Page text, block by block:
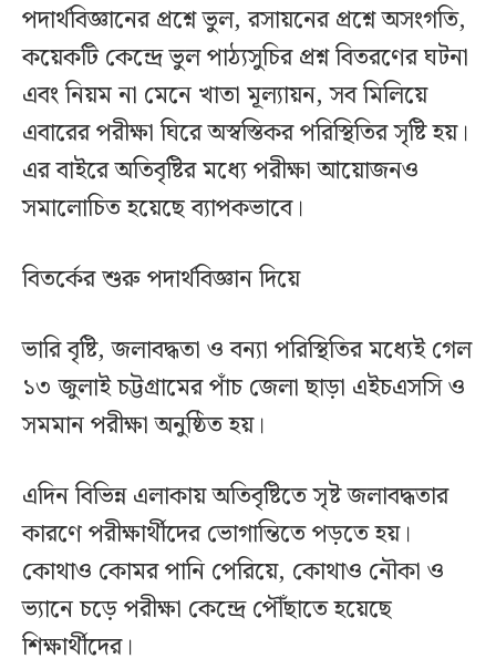
পদার্থবিজ্ঞানের প্রশ্নে ভুল, রসায়নের প্রশ্নে অসংগতি,
কয়েকটি কেন্দ্রে ভুল পাঠ্যসুচির প্রশ্ন বিতরণের ঘটনা
এবং নিয়ম না মেনে খাতা মূল্যায়ন, সব মিলিয়ে
এবারের পরীক্ষা ঘিরে অস্বস্তিকর পরিস্থিতির সৃষ্টি হয়।
এর বাইরে অতিবৃষ্টির মধ্যে পরীক্ষা আয়োজনও
সমালোচিত হয়েছে ব্যাপকভাবে।
বিতর্কের শুরু পদার্থবিজ্ঞান দিয়ে
ভারি বৃষ্টি, জলাবদ্ধতা ও বন্যা পরিস্থিতির মধ্যেই গেল
১৩ জুলাই চট্টগ্রামের পাঁচ জেলা ছাড়া এইচএসসি ও
সমমান পরীক্ষা অনুষ্ঠিত হয়।
এদিন বিভিন্ন এলাকায় অতিবৃষ্টিতে সৃষ্ট জলাবদ্ধতার
কারণে পরীক্ষার্থীদের ভোগান্তিতে পড়তে হয়।
কোথাও কোমর পানি পেরিয়ে, কোথাও নৌকা ও
ভ্যানে চড়ে পরীক্ষা কেন্দ্রে পৌঁছাতে হয়েছে
শিক্ষার্থীদের।